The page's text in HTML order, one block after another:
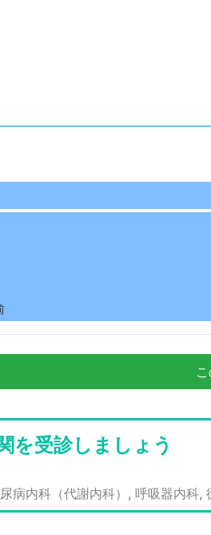
を受診しましょう
病内科（代謝内科）, 呼吸器内科,